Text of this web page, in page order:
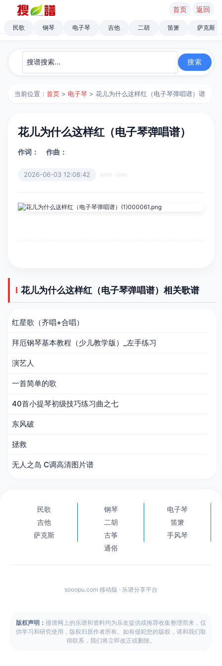
首页 返回
民歌 钢琴 电子琴 吉他 二胡 笛箫 萨克斯
当前位置：首页 > 电子琴 > 花儿为什么这样红（电子琴弹唱谱）谱
花儿为什么这样红（电子琴弹唱谱）
作词： 作曲：
2026-06-03 12:08:42
花儿为什么这样红（电子琴弹唱谱）相关歌谱
红星歌（齐唱+合唱）
拜厄钢琴基本教程（少儿教学版）_左手练习
演艺人
一首简单的歌
40首小提琴初级技巧练习曲之七
东风破
拯救
无人之岛 C调高清图片谱
民歌 钢琴
电子琴
吉他
二胡
笛箫
萨克斯
古筝
手风琴
通俗
sooopu.com 移动版 · 乐谱分享平台
版权声明： 搜谱网上的乐谱和资料均为乐友提供或推荐收集整理而来，仅
供学习和研究使用，版权归原作者所有。如有侵犯您的版权，请和我们取
得联系，我们将立即改正或删除。